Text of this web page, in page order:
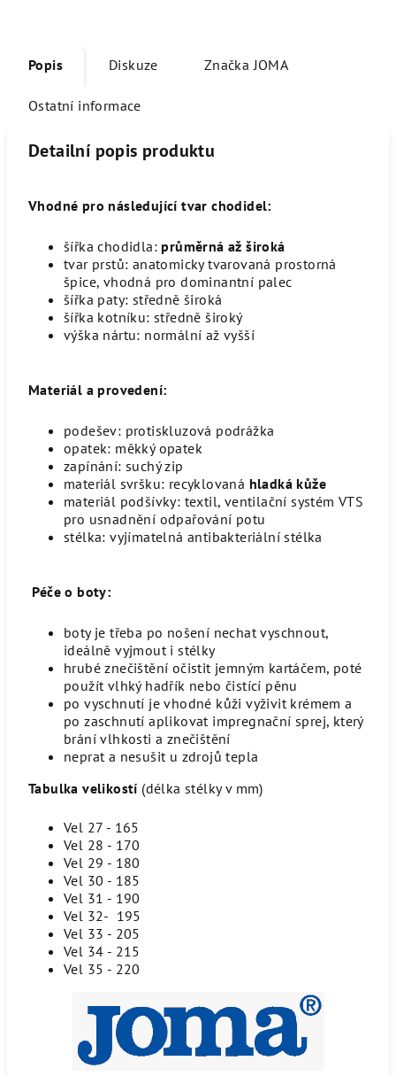
Popis Diskuze Značka JOMA
Ostatní informace
Detailní popis produktu
Vhodné pro následující tvar chodidel:
šířka chodidla: průměrná až široká
tvar prstů: anatomicky tvarovaná prostorná
špice, vhodná pro dominantní palec
šířka paty: středně široká
šířka kotníku: středně široký
výška nártu: normální až vyšší
Materiál a provedení:
podešev: protiskluzová podrážka
opatek: měkký opatek
zapínání: suchý zip
materiál svršku: recyklovaná hladká kůže
materiál podšívky: textil, ventilační systém VTS
pro usnadnění odpařování potu
stélka: vyjímatelná antibakteriální stélka
Péče o boty:
boty je třeba po nošení nechat vyschnout,
ideálně vyjmout i stélky
hrubé znečištění očistit jemným kartáčem, poté
použít vlhký hadřík nebo čistící pěnu
po vyschnutí je vhodné kůži vyživit krémem a
po zaschnutí aplikovat impregnační sprej, který
brání vlhkosti a znečištění
neprat a nesušit u zdrojů tepla
Tabulka velikostí (délka stélky v mm)
Vel 27 - 165
Vel 28 - 170
Vel 29 - 180
Vel 30 - 185
Vel 31 - 190
Vel 32- 195
Vel 33 - 205
Vel 34 - 215
Vel 35 - 220